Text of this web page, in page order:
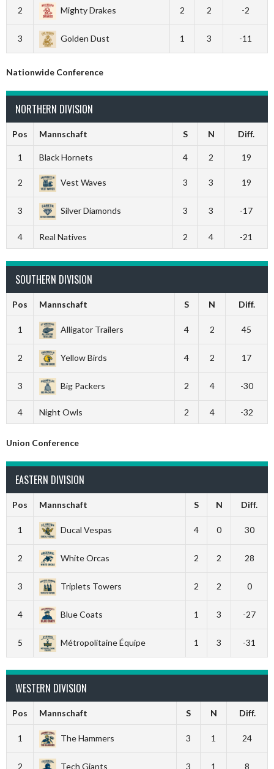
2 Mighty Drakes 2 2 -2
3 Golden Dust 1 3 -11
Nationwide Conference
NORTHERN DIVISION
Pos Mannschaft S N Diff.
1 Black Hornets 4 2 19
2 Vest Waves 3 3 19
3 Silver Diamonds 3 3 -17
4 Real Natives 2 4 -21
SOUTHERN DIVISION
Pos Mannschaft S N Diff.
1 Alligator Trailers 4 2 45
2 Yellow Birds 4 2 17
3 Big Packers 2 4 -30
4 Night Owls 2 4 -32
Union Conference
EASTERN DIVISION
Pos Mannschaft S N Diff.
1 Ducal Vespas 4 0 30
2 White Orcas 2 2 28
3 Triplets Towers 2 2 0
4 Blue Coats 1 3 -27
5 Métropolitaine Équipe 1 3 -31
WESTERN DIVISION
Pos Mannschaft S N Diff.
1 The Hammers 3 1 24
2 Tech Giants 3 1 8